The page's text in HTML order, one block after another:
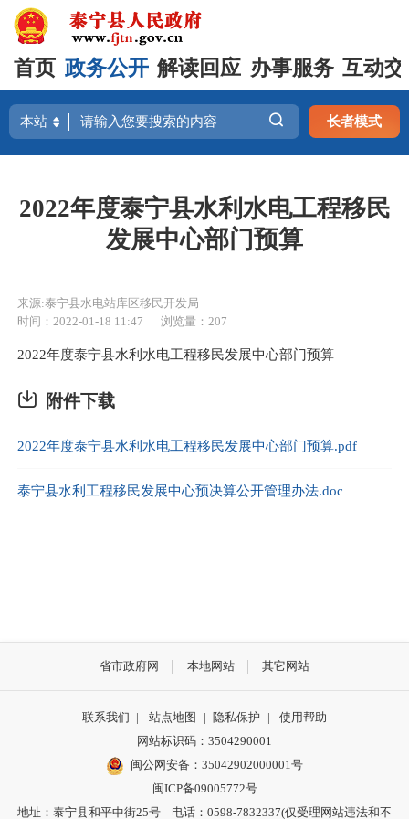
首页 政务公开 解读回应 办事服务 互动
长者模式
2022年度泰宁县水利水电工程移民
发展中心部门预算
来源:泰宁县水电站库区移民开发局
时间：2022-01-18 11:47
浏览量：207
2022年度泰宁县水利水电工程移民发展中心部门预算
附件下载
2022年度泰宁县水利水电工程移民发展中心部门预算.pdf
泰宁县水利工程移民发展中心预决算公开管理办法.doc
省市政府网 本地网站 其它网站
联系我们 | 站点地图 | 隐私保护 |
使用帮助
网站标识码：3504290001
闽公网安备：35042902000001号
闽ICP备09005772号
地址：泰宁县和平中街25号 电话：0598-7832337(仅受理网站违法和不